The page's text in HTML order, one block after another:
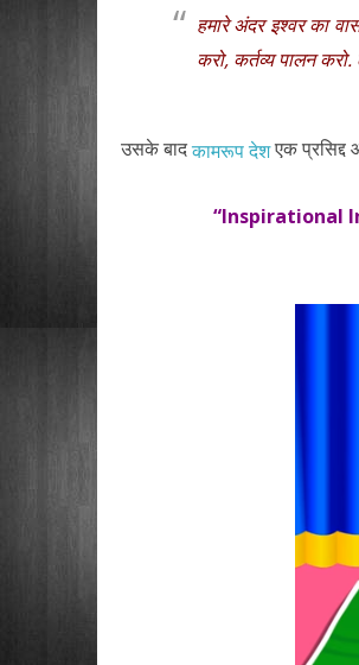
हमारे अंदर इश्वर का
करो, कर्तव्य पालन
उसके बादकामरूप देशएक प्रसिद्द
“Inspirational